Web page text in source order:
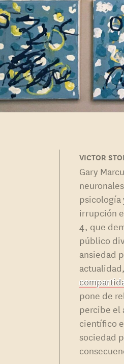
Gary
psicología
irrupción
4, que
público
ansiedad
pone de
percibe el
científico
sociedad